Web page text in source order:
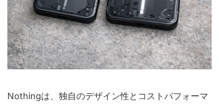
Nothingは、独自のデザイン性とコストパフォーマ